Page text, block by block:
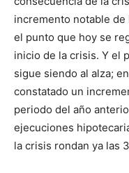
incremento notable
el punto que hoy se
inicio de la crisis. Y el
sigue siendo al alza;
constatado un
periodo del año
ejecuciones
la crisis rondan ya las